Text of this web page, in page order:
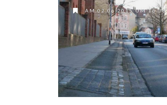
AM 02.06.2015 UM 16:36